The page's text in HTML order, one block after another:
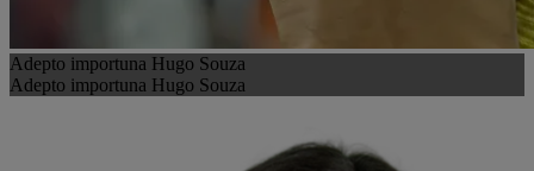
Adepto importuna Hugo Souza
Adepto importuna Hugo Souza